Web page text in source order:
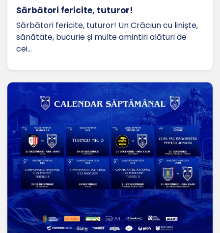
Sărbători fericite, tuturor!
Sărbători fericite, tuturor! Un Crăciun cu liniște,
sănătate, bucurie și multe amintiri alături de
cei…